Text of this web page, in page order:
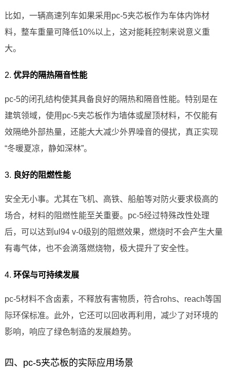
比如，一辆高速列车如果采用pc-5夹芯板作为车体内饰材
料，整车重量可降低10%以上，这对能耗控制来说意义重
大。
2. 优异的隔热隔音性能
pc-5的闭孔结构使其具备良好的隔热和隔音性能。特别是在
建筑领域，使用pc-5夹芯板作为墙体或屋顶材料，不仅能有
效隔绝外部热量，还能大大减少外界噪音的侵扰，真正实现
“冬暖夏凉，静如深林”。
3. 良好的阻燃性能
安全无小事。尤其在飞机、高铁、船舶等对防火要求极高的
场合，材料的阻燃性能至关重要。pc-5经过特殊改性处理
后，可以达到ul94 v-0级别的阻燃效果，燃烧时不会产生大量
有毒气体，也不会滴落燃烧物，极大提升了安全性。
4. 环保与可持续发展
pc-5材料不含卤素，不释放有害物质，符合rohs、reach等国
际环保标准。此外，它还可以回收再利用，减少了对环境的
影响，响应了绿色制造的发展趋势。
四、pc-5夹芯板的实际应用场景